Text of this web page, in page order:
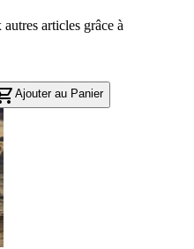
articles grâce à
Ajouter au Panier